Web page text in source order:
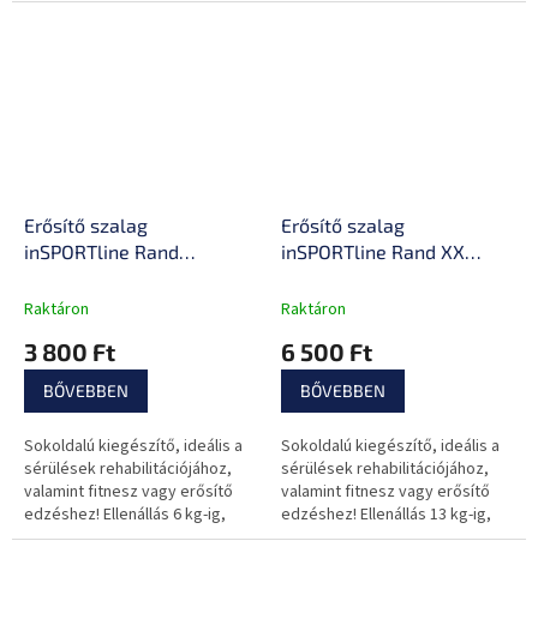
Erősítő szalag
inSPORTline Rand
kerület 208cm, hossz
Raktáron
3 800 Ft
BŐVEBBEN
Sokoldalú kiegészítő, ideális a
sérülések rehabilitációjához,
valamint fitnesz vagy erősítő
edzéshez! Ellenállás 6 kg-ig,
kiváló minőségű anyagok,
Erősítő szalag
inSPORTline Rand XX
kerület 208cm, hossz
Raktáron
6 500 Ft
BŐVEBBEN
Sokoldalú kiegészítő, ideális a
sérülések rehabilitációjához,
valamint fitnesz vagy erősítő
edzéshez! Ellenállás 13 kg-ig,
kiváló minőségű anyagok,